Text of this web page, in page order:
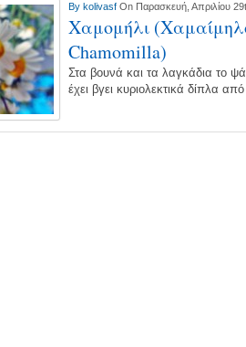
By kolivasf On Παρασκευή, Απριλίου
Χαμομήλι
Chamomilla)
Στα βουνά και τα λαγκάδια το
έχει βγει κυριολεκτικά δίπλα